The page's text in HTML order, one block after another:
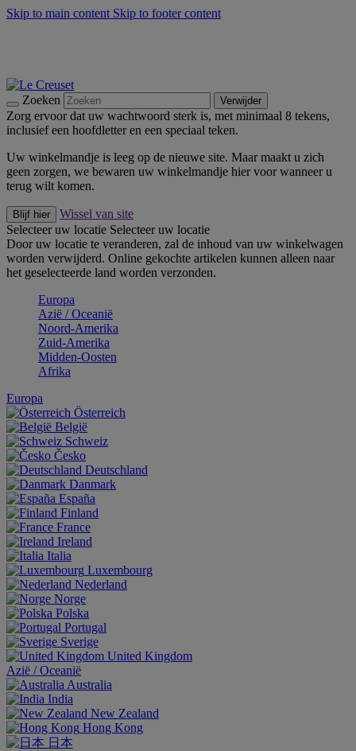
Skip to main content Skip to footer content
Zoeken Verwijder
Zorg ervoor dat uw wachtwoord sterk is, met minimaal 8 tekens,
inclusief een hoofdletter en een speciaal teken.
Uw winkelmandje is leeg op de nieuwe site. Maar maakt u zich
geen zorgen, we bewaren uw winkelmandje hier voor wanneer u
terug wilt komen.
Blijf hier
Wissel van site
Selecteer uw locatie Selecteer uw locatie
Door uw locatie te veranderen, zal de inhoud van uw winkelwagen
worden verwijderd. Online gekochte artikelen kunnen alleen naar
het geselecteerde land worden verzonden.
Europa
Aziё / Oceaniё
Noord-Amerika
Zuid-Amerika
Midden-Oosten
Afrika
Europa
Österreich
België
Schweiz
Česko
Deutschland
Danmark
España
Finland
France
Ireland
Italia
Luxembourg
Nederland
Norge
Polska
Portugal
Sverige
United Kingdom
Aziё / Oceaniё
Australia
India
New Zealand
Hong Kong
日本